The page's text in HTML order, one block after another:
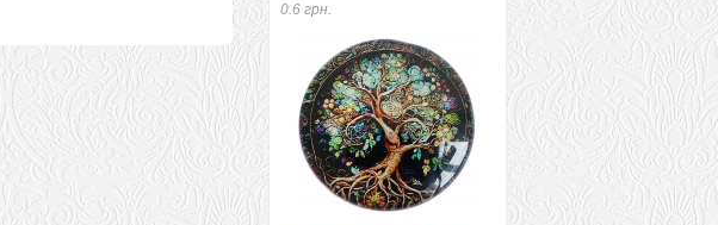
0.6 грн.
бирки, ярлыки, наклейки